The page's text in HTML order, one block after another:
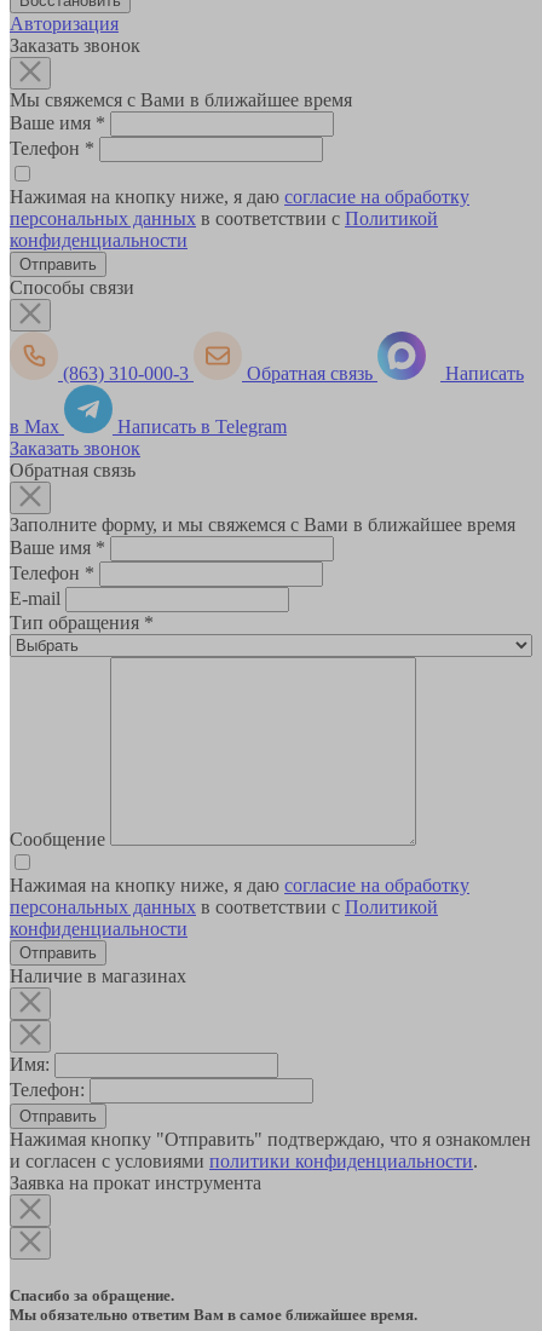
Авторизация
Заказать звонок
Мы свяжемся с Вами в ближайшее время
Ваше имя *
Телефон *
Нажимая на кнопку ниже, я даю согласие на обработку
персональных данных в соответствии с Политикой
конфиденциальности
Способы связи
(863) 310-000-3 Обратная связь Написать
в Max
Написать в Telegram
Заказать звонок
Обратная связь
Заполните форму, и мы свяжемся с Вами в ближайшее время
Ваше имя *
Телефон *
E-mail
Тип обращения *
Сообщение
Нажимая на кнопку ниже, я даю согласие на обработку
персональных данных в соответствии с Политикой
конфиденциальности
Наличие в магазинах
Имя:
Телефон:
Отправить
Нажимая кнопку "Отправить" подтверждаю, что я ознакомлен
и согласен с условиями политики конфиденциальности.
Заявка на прокат инструмента
Спасибо за обращение.
Мы обязательно ответим Вам в самое ближайшее время.